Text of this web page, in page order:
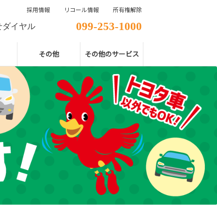
ダイヤル 099-253-1000
その他 その他のサービス
採用情報 リコール情報 所有権解除